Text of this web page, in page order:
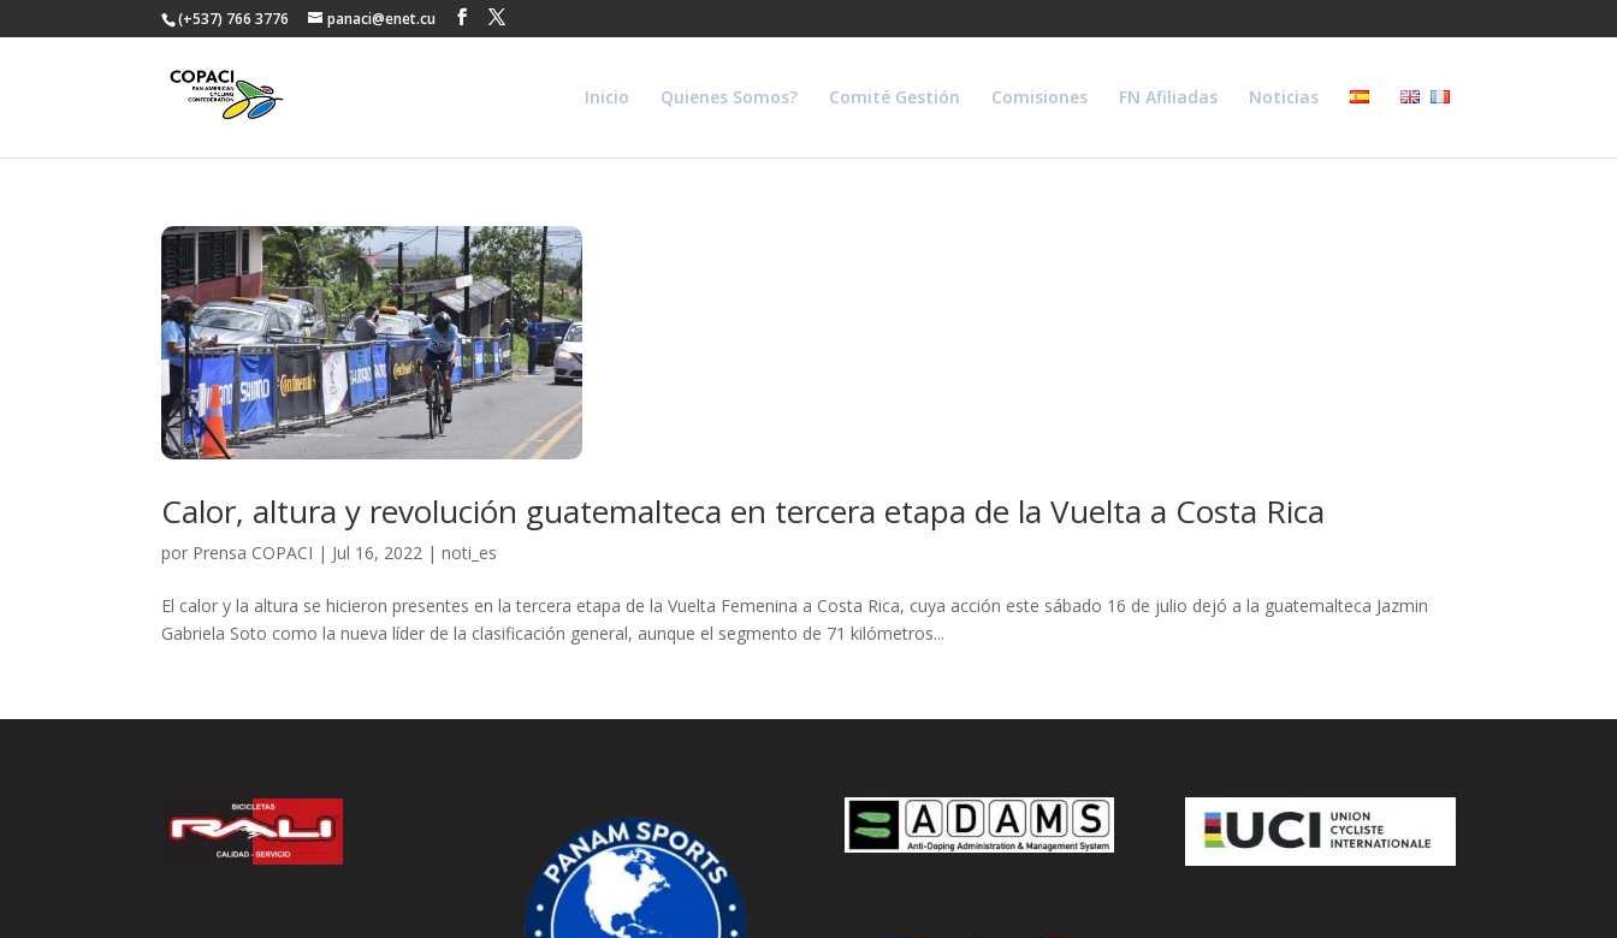
(+537) 766 3776 panaci@enet.cu
Inicio Quienes Somos? Comité Gestión Comisiones FN Afiliadas Noticias
Calor, altura y revolución guatemalteca en tercera etapa de la Vuelta a Costa Rica
por Prensa COPACI | Jul 16, 2022 |noti_es
El calor y la altura se hicieron presentes en la tercera etapa de la Vuelta Femenina a Costa Rica, cuya acción este sábado 16 de julio dejó a la guatemalteca Jazmin
Gabriela Soto como la nueva líder de la clasificación general, aunque el segmento de 71 kilómetros...